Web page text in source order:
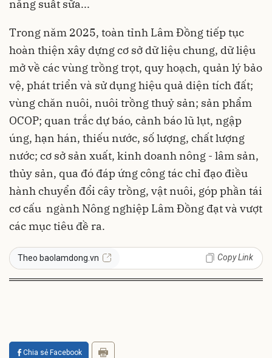
năng suất sữa...
Trong năm 2025, toàn tỉnh Lâm Đồng tiếp tục
hoàn thiện xây dựng cơ sở dữ liệu chung, dữ liệu
mở về các vùng trồng trọt, quy hoạch, quản lý bảo
vệ, phát triển và sử dụng hiệu quả diện tích đất;
vùng chăn nuôi, nuôi trồng thuỷ sản; sản phẩm
OCOP; quan trắc dự báo, cảnh báo lũ lụt, ngập
úng, hạn hán, thiếu nước, số lượng, chất lượng
nước; cơ sở sản xuất, kinh doanh nông - lâm sản,
thủy sản, qua đó đáp ứng công tác chỉ đạo điều
hành chuyển đổi cây trồng, vật nuôi, góp phần tái
cơ cấu ngành Nông nghiệp Lâm Đồng đạt và vượt
các mục tiêu đề ra.
Theo baolamdong.vn Copy Link
Chia sẻ Facebook